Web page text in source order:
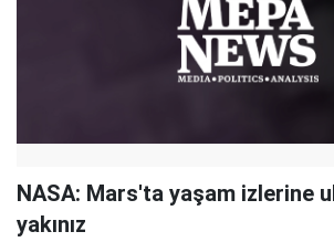
NASA: Mars'ta yaşam izlerine
yakınız